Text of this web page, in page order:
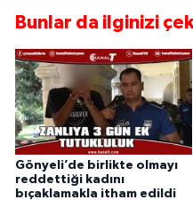
Bunlar da ilginizi
Gönyeli’de birlikte olmayı
reddettiği kadını
bıçaklamakla itham edildi